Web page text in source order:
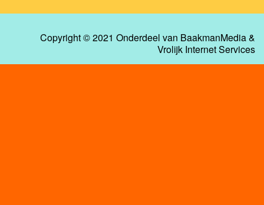
Copyright © 2021 Onderdeel van BaakmanMedia&
Vrolijk Internet Services